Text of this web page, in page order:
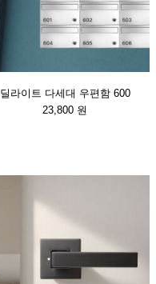
딜라이트 다세대 우편함 600
23,800 원